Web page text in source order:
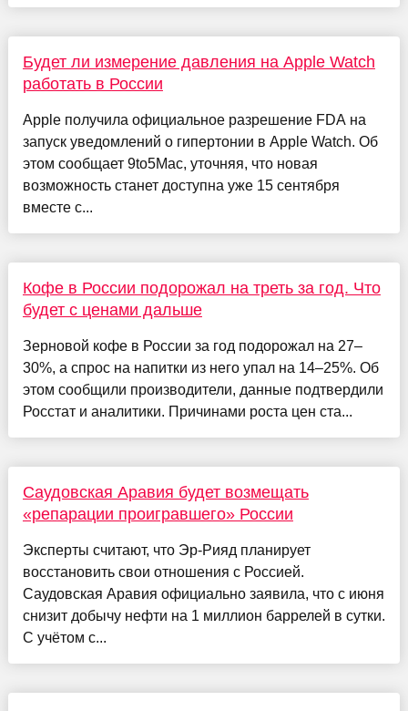
Будет ли измерение давления на Apple Watch
работать в России
Apple получила официальное разрешение FDA на
запуск уведомлений о гипертонии в Apple Watch. Об
этом сообщает 9to5Mac, уточняя, что новая
возможность станет доступна уже 15 сентября
вместе с...
Кофе в России подорожал на треть за год. Что
будет с ценами дальше
Зерновой кофе в России за год подорожал на 27–
30%, а спрос на напитки из него упал на 14–25%. Об
этом сообщили производители, данные подтвердили
Росстат и аналитики. Причинами роста цен ста...
Саудовская Аравия будет возмещать
«репарации проигравшего» России
Эксперты считают, что Эр-Рияд планирует
восстановить свои отношения с Россией.
Саудовская Аравия официально заявила, что с июня
снизит добычу нефти на 1 миллион баррелей в сутки.
С учётом с...